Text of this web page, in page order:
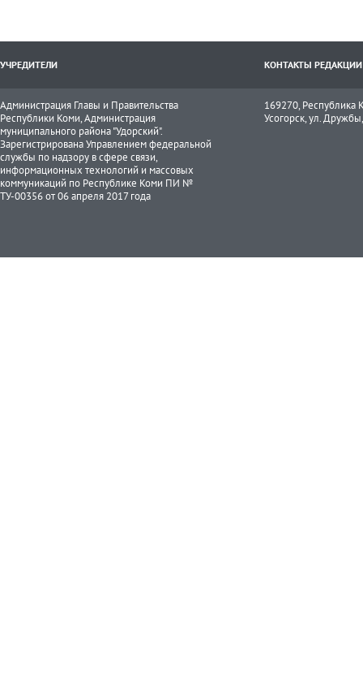
УЧРЕДИТЕЛИ КОНТАКТЫ РЕДАКЦИИ
Администрация Главы и Правительства
Республики Коми, Администрация
муниципального района "Удорский".
Зарегистрирована Управлением федеральной
службы по надзору в сфере связи,
информационных технологий и массовых
коммуникаций по Республике Коми ПИ №
ТУ-00356 от 06 апреля 2017 года
169270, Республика
Усогорск, ул.